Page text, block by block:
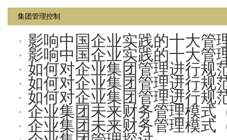
集团管理控制
· 影响中国企业实践的十大管
· 影响中国企业实践的十大管
· 如何对企业集团管理进行规
· 如何对企业集团管理进行规
· 如何对企业集团管理进行规
· 企业集团未来财务管理模式
· 企业集团未来财务管理模式